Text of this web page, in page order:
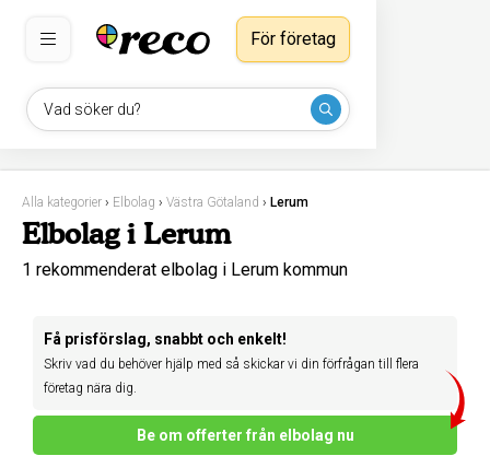
Vad söker du?
För företag
Alla kategorier › Elbolag › Västra Götaland › Lerum
Elbolag i Lerum
1 rekommenderat elbolag i Lerum kommun
Få prisförslag, snabbt och enkelt!
Skriv vad du behöver hjälp med så skickar vi din förfrågan till flera
företag nära dig.
Be om offerter från elbolag nu